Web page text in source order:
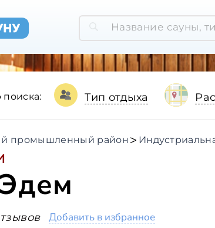
Тип отдыха
промышленный район
Добавить в избранное